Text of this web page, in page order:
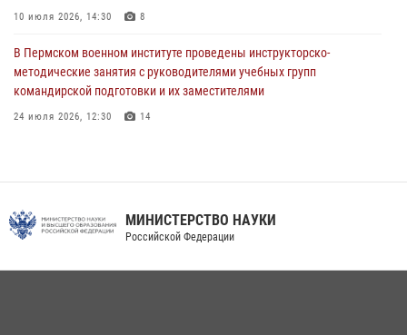
Военнослужащие Пермского военного института приняли участие в
боксу
07 июля 2026, 10:30 4
10 июля 2026, 14:30 8
В Пермском военном институте проведены инструкторско-
методические занятия с руководителями учебных групп
командирской подготовки и их заместителями
24 июля 2026, 12:30 14
В подразделениях военного института проведено военно-
равноапостольного великого князя Владимира – крестителя Руси,
МИНИСТЕРСТВО НАУКИ
Российской Федерации